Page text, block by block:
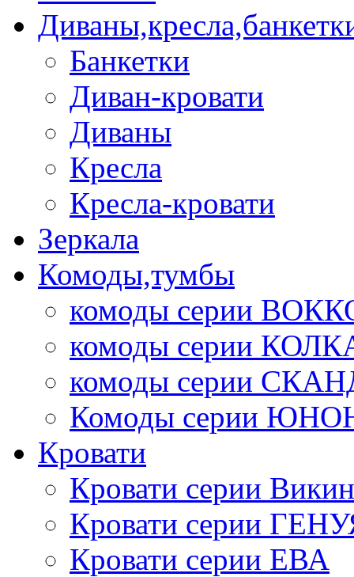
Банкетки
Диван-кровати
Диваны
Кресла
Кресла-кровати
Зеркала
Комоды,тумбы
комоды серии
комоды серии
комоды серии
Комоды серии
Кровати
Кровати серии
Кровати серии
Кровати серии ЕВА